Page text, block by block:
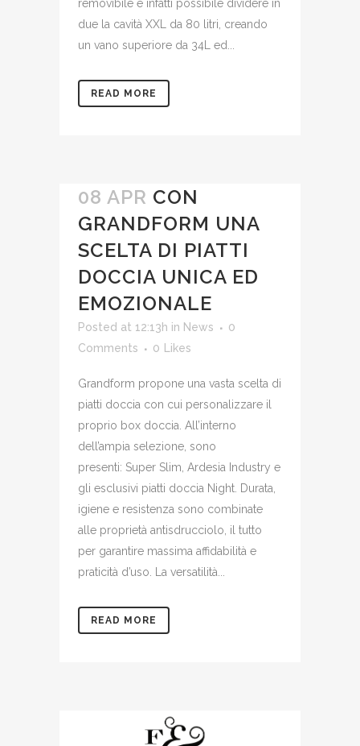
removibile è infatti possibile dividere in
due la cavità XXL da 80 litri, creando
un vano superiore da 34L ed...
READ MORE
08 APR CON
GRANDFORM UNA
SCELTA DI PIATTI
DOCCIA UNICA ED
EMOZIONALE
Posted at 12:13h in News
0
Comments
0 Likes
Grandform propone una vasta scelta di
piatti doccia con cui personalizzare il
proprio box doccia. All’interno
dell’ampia selezione, sono
presenti: Super Slim, Ardesia Industry e
gli esclusivi piatti doccia Night. Durata,
igiene e resistenza sono combinate
alle proprietà antisdrucciolo, il tutto
per garantire massima affidabilità e
praticità d’uso. La versatilità...
READ MORE